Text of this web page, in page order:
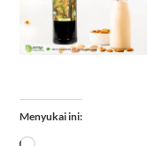
Menyukai ini: